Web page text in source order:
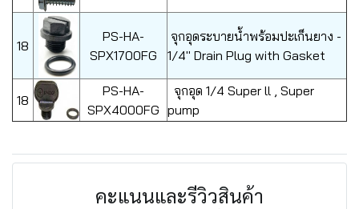
18
PS-HA-
SPX1700FG
จุกอุดระบายน้ำพร้อมปะเก็นยาง -
1/4" Drain Plug with Gasket
18
PS-HA-
SPX4000FG
จุกอุด 1/4 Super ll , Super
pump
คะแนนและรีวิวสินค้า